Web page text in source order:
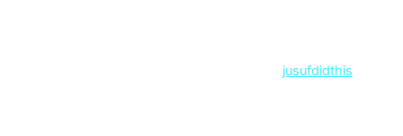
jusufdidthis